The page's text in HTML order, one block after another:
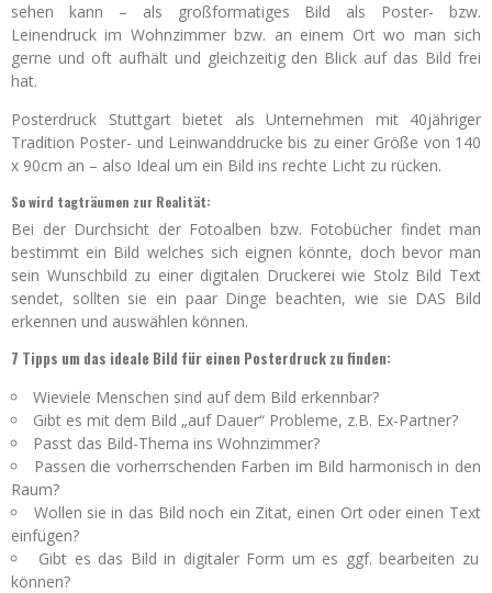
sehen kann – als großformatiges Bild als Poster- bzw.
Leinendruck im Wohnzimmer bzw. an einem Ort wo man sich
gerne und oft aufhält und gleichzeitig den Blick auf das Bild frei
hat.
Posterdruck Stuttgart bietet als Unternehmen mit 40jähriger
Tradition Poster- und Leinwanddrucke bis zu einer Größe von 140
x 90cm an – also Ideal um ein Bild ins rechte Licht zu rücken.
So wird tagträumen zur Realität:
Bei der Durchsicht der Fotoalben bzw. Fotobücher findet man
bestimmt ein Bild welches sich eignen könnte, doch bevor man
sein Wunschbild zu einer digitalen Druckerei wie Stolz Bild Text
sendet, sollten sie ein paar Dinge beachten, wie sie DAS Bild
erkennen und auswählen können.
7 Tipps um das ideale Bild für einen Posterdruck zu finden:
Wieviele Menschen sind auf dem Bild erkennbar?
Gibt es mit dem Bild „auf Dauer“ Probleme, z.B. Ex-Partner?
Passt das Bild-Thema ins Wohnzimmer?
Passen die vorherrschenden Farben im Bild harmonisch in den
Raum?
Wollen sie in das Bild noch ein Zitat, einen Ort oder einen Text
einfügen?
Gibt es das Bild in digitaler Form um es ggf. bearbeiten zu
können?